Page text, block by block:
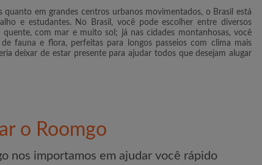
Li, entendi e concordo com os
Termos e Condições de uso
e com a Política de Privadicade
CRIAR PERFIL
quanto em grandes centros urbanos movimentados, o Brasil está
e estudantes. No Brasil, você pode escolher entre diversos
com mar e muito sol; já nas cidades montanhosas, você
fauna e flora, perfeitas para longos passeios com clima mais
deixar de estar presente para ajudar todos que desejam alugar
o Roomgo
nos importamos em ajudar você rápido